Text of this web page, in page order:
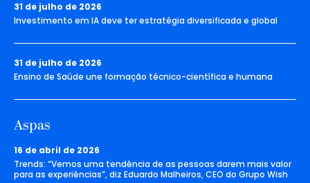
31 de julho de 2026
Investimento em IA deve ter estratégia diversificada e global
31 de julho de 2026
Ensino de Saúde une formação técnico-científica e humana
Aspas
16 de abril de 2026
Trends: “Vemos uma tendência de as pessoas darem mais valor
para as experiências”, diz Eduardo Malheiros, CEO do Grupo Wish